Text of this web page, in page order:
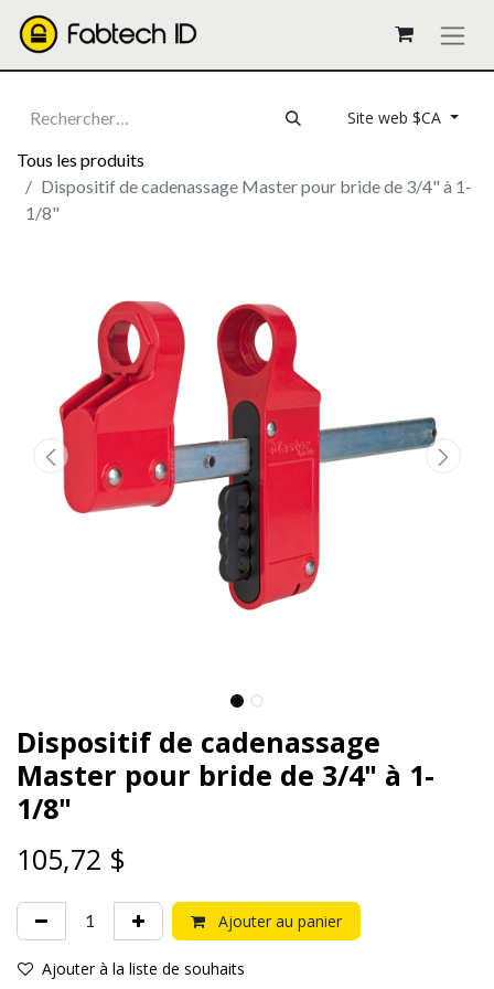
Site web $CA
Tous les produits
Dispositif de cadenassage Master pour bride de 3/4" à 1-
1/8"
Dispositif de cadenassage
Master pour bride de 3/4" à 1-
1/8"
105,72 $
Ajouter au panier
Ajouter à la liste de souhaits